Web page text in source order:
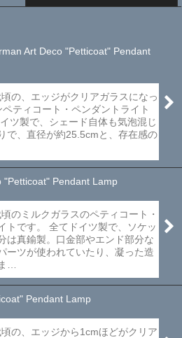
絞り込む
Art Deco "Petticoat" Pendant
の、エッジがクリアガラスになっ
ティコート・ペンダントライト
ツ製で、シェード自体も気泡混じ
で、直径が約25.5cmと、存在感の
"Petticoat" Pendant Lamp
のミルクガラスのペティコート・
トです。 全てドイツ製で、ソケッ
は真鍮製。口金部やエンド部分な
ーツが使われていたり、凝った造
…
Pendant Lamp
の、エッジから1cmほどがクリア